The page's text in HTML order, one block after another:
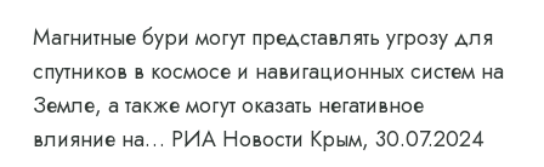
Магнитные бури могут представлять угрозу для
спутников в космосе и навигационных систем на
Земле, а также могут оказать негативное
влияние на… РИА Новости Крым, 30.07.2024